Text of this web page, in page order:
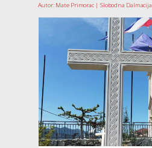
Autor: Mate Primorac | Slobodna Dalmacija